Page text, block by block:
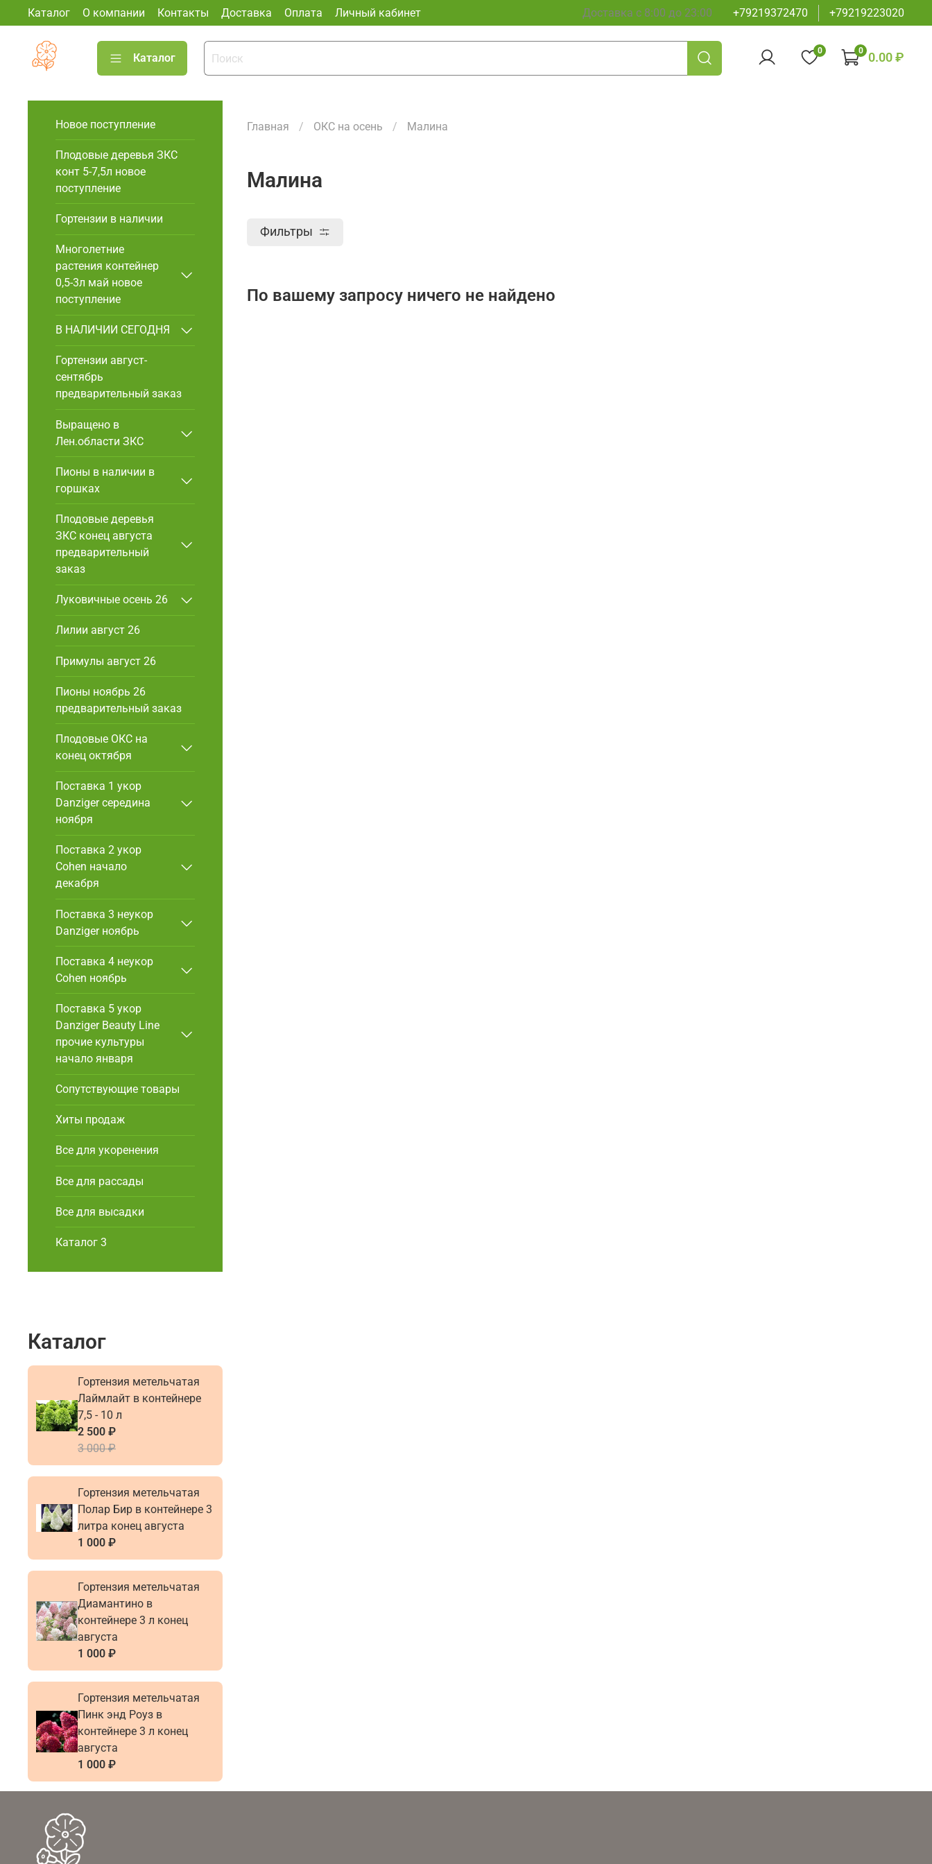
Каталог О компании Контакты Доставка Оплата Личный кабинет Доставка с 8:00 до 23:00 +79219372470 +79219223020
Каталог
0 0 0.00 ₽
Главная ОКС на осень Малина
Малина
Фильтры
По вашему запросу ничего не найдено
Новое поступление
Плодовые деревья ЗКС
конт 5-7,5л новое
поступление
Гортензии в наличии
Многолетние
растения контейнер
0,5-3л май новое
поступление
В НАЛИЧИИ СЕГОДНЯ
Гортензии август-
сентябрь
предварительный заказ
Выращено в
Лен.области ЗКС
Пионы в наличии в
горшках
Плодовые деревья
ЗКС конец августа
предварительный
заказ
Луковичные осень 26
Лилии август 26
Примулы август 26
Пионы ноябрь 26
предварительный заказ
Плодовые ОКС на
конец октября
Поставка 1 укор
Danziger cередина
ноября
Поставка 2 укор
Cohen начало
декабря
Поставка 3 неукор
Danziger ноябрь
Поставка 4 неукор
Cohen ноябрь
Поставка 5 укор
Danziger Beauty Line
прочие культуры
начало января
Сопутствующие товары
Хиты продаж
Все для укоренения
Все для рассады
Все для высадки
Каталог 3
Каталог
Гортензия метельчатая
Лаймлайт в контейнере
7,5 - 10 л
2 500 ₽
3 000 ₽
Гортензия метельчатая
Полар Бир в контейнере 3
литра конец августа
1 000 ₽
Гортензия метельчатая
Диамантино в
контейнере 3 л конец
августа
1 000 ₽
Гортензия метельчатая
Пинк энд Роуз в
контейнере 3 л конец
августа
1 000 ₽